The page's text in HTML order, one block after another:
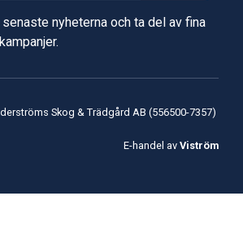
nyheterna och ta del av fina
Skog & Trädgård AB (556500-7357)
E-handel av Viström